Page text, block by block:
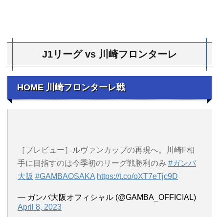
J1リーグ vs 川崎フロンターレ
HOME 川崎フロンターレ戦
［プレビュー］ルヴァンカップの再現へ。川崎F相
手に目指すのは今季初のリーグ戦勝利のみ #ガンバ
大阪 #GAMBAOSAKA https://t.co/oXT7eTjc9D
— ガンバ大阪オフィシャル (@GAMBA_OFFICIAL)
April 8, 2023